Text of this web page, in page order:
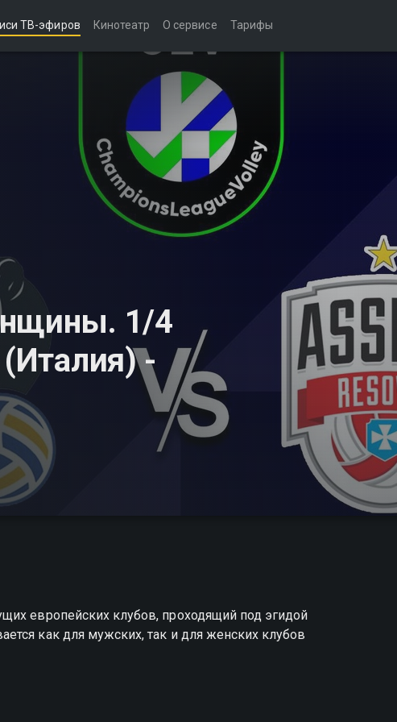
ТВ-эфиров Кинотеатр О сервисе Тарифы
1/4
-
европейских клубов, проходящий под эгидой
как для мужских, так и для женских клубов